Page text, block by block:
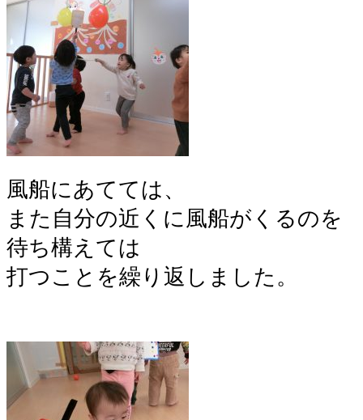
風船にあてては、
また自分の近くに風船がくるのを
待ち構えては
打つことを繰り返しました。